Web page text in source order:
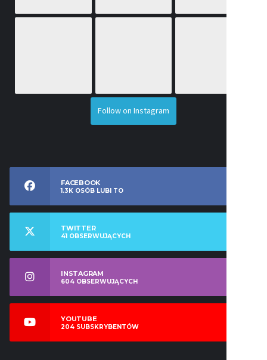
Follow on Instagram
FACEBOOK
1.3K OSÓB LUBI TO
TWITTER
41 OBSERWUJĄCYCH
INSTAGRAM
604 OBSERWUJĄCYCH
YOUTUBE
204 SUBSKRYBENTÓW